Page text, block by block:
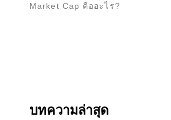
Market Cap คืออะไร?
บทความล่าสุด